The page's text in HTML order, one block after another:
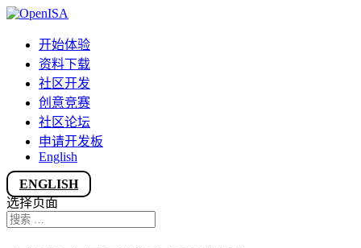
开始体验
资料下载
社区开发
创意竞赛
社区论坛
申请开发板
English
ENGLISH
选择页面